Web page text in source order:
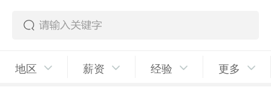
地区 薪资 经验 更多